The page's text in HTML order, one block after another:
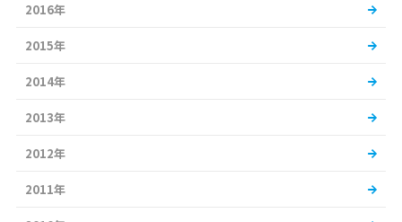
2016年
2015年
2014年
2013年
2012年
2011年